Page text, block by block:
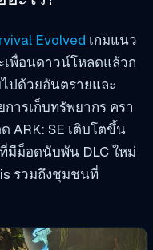
Evolved เกมแนว
พื่อนดาวน์โหลดแล้วก
ไปด้วยอันตรายและ
ารเก็บทรัพยากร ครา
ARK: SE เติบโตขึ้น
มีม็อดนับพัน DLC ใหม่
รวมถึงชุมชนที่